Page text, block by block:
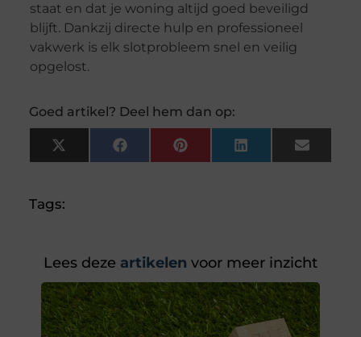
staat en dat je woning altijd goed beveiligd
blijft. Dankzij directe hulp en professioneel
vakwerk is elk slotprobleem snel en veilig
opgelost.
Goed artikel? Deel hem dan op:
X
(Twitter)
FacebookPinterestLinkedInEmail
Tags:
Lees deze artikelen voor meer inzicht